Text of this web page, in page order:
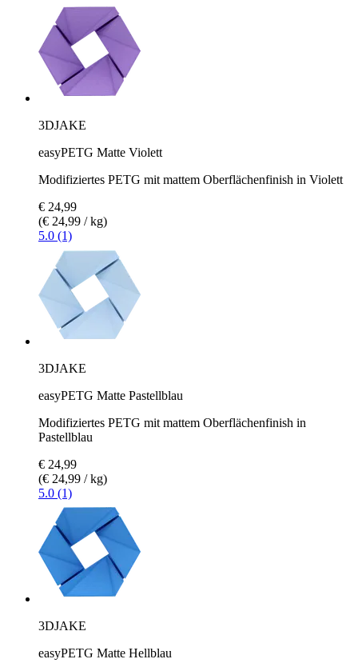
3DJAKE
easyPETG Matte Violett
Modifiziertes PETG mit mattem Oberflächenfinish in Violett
€ 24,99
(€ 24,99 / kg)
5.0 (1)
3DJAKE
easyPETG Matte Pastellblau
Modifiziertes PETG mit mattem Oberflächenfinish in
Pastellblau
€ 24,99
(€ 24,99 / kg)
5.0 (1)
3DJAKE
easyPETG Matte Hellblau